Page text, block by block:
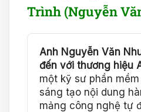
Trình (Nguyễn
Anh Nguyễn Văn
đến với thương hiệu
một kỹ sư phần
sáng tạo nội dung
mảng công nghệ tự